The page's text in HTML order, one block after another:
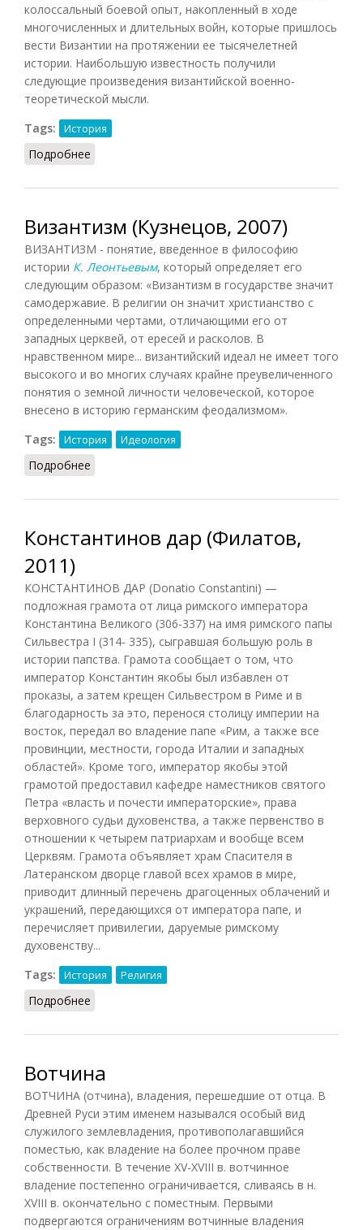
колоссальный боевой опыт, накопленный в ходе
многочисленных и длительных войн, которые пришлось
вести Византии на протяжении ее тысячелетней
истории. Наибольшую известность получили
следующие произведения византийской военно-
теоретической мысли.
Tags:
История
Подробнее
Византизм (Кузнецов, 2007)
ВИЗАНТИЗМ - понятие, введенное в философию
истории К. Леонтьевым, который определяет его
следующим образом: «Византизм в государстве значит
самодержавие. В религии он значит христианство с
определенными чертами, отличающими его от
западных церквей, от ересей и расколов. В
нравственном мире... византийский идеал не имеет того
высокого и во многих случаях крайне преувеличенного
понятия о земной личности человеческой, которое
внесено в историю германским феодализмом».
Tags:
История Идеология
Подробнее
Константинов дар (Филатов,
2011)
КОНСТАНТИНОВ ДАР (Donatio Constantini) —
подложная грамота от лица римского императора
Константина Великого (306-337) на имя римского папы
Сильвестра I (314- 335), сыгравшая большую роль в
истории папства. Грамота сообщает о том, что
император Константин якобы был избавлен от
проказы, а затем крещен Сильвестром в Риме и в
благодарность за это, перенося столицу империи на
восток, передал во владение папе «Рим, а также все
провинции, местности, города Италии и западных
областей». Кроме того, император якобы этой
грамотой предоставил кафедре наместников святого
Петра «власть и почести императорские», права
верховного судьи духовенства, а также первенство в
отношении к четырем патриархам и вообще всем
Церквям. Грамота объявляет храм Спасителя в
Латеранском дворце главой всех храмов в мире,
приводит длинный перечень драгоценных облачений и
украшений, передающихся от императора папе, и
перечисляет привилегии, даруемые римскому
духовенству...
Tags:
История Религия
Подробнее
Вотчина
ВОТЧИНА (отчина), владения, перешедшие от отца. В
Древней Руси этим именем назывался особый вид
служилого землевладения, противополагавшийся
поместью, как владение на более прочном праве
собственности. В течение XV-XVIII в. вотчинное
владение постепенно ограничивается, сливаясь в н.
XVIII в. окончательно с поместным. Первыми
подвергаются ограничениям вотчинные владения